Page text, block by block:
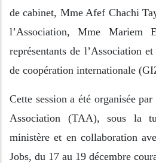
de cabinet, Mme Afef Chachi
l’Association, Mme Mariem
représentants de l’Association
de coopération internationale
Cette session a été organisée
Association (TAA), sous la
ministère et en collaboration
Jobs, du 17 au 19 décembre